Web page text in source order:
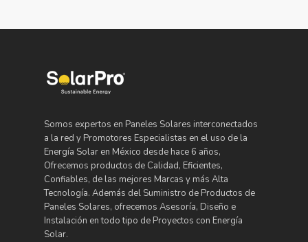
Somos expertos en Paneles Solares interconectados
a la red y Promotores Especialistas en el uso de la
Energía Solar en México desde hace 6 años,
Ofrecemos productos de Calidad, Eficientes,
Confiables, de las mejores Marcas y más Alta
Tecnología. Además del Suministro de Productos de
Paneles Solares, ofrecemos Asesoría, Diseño e
Instalación en todo tipo de Proyectos con Energía
Solar.